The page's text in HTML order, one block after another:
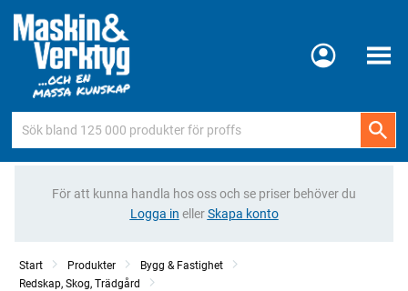
Meny
För att kunna handla hos oss och se priser behöver du
Logga in ellerSkapa konto
Start Produkter
Bygg & Fastighet
Redskap, Skog, Trädgård